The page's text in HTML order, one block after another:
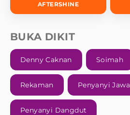
AFTERSHINE
BUKA DIKIT
Denny Caknan Soimah
Rekaman Penyanyi Jawa
Penyanyi Dangdut